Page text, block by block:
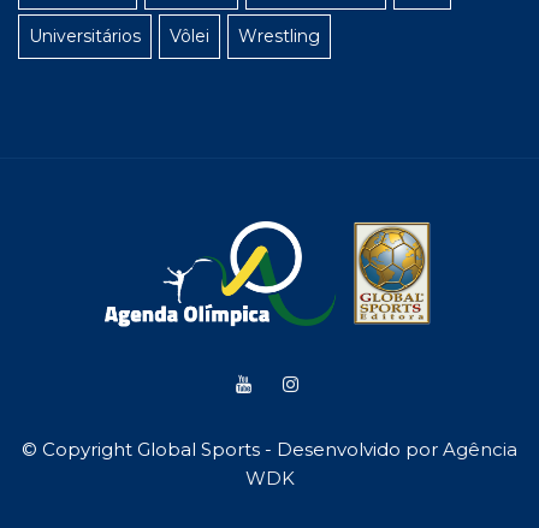
Universitários Vôlei Wrestling
© Copyright Global Sports - Desenvolvido por Agência
WDK